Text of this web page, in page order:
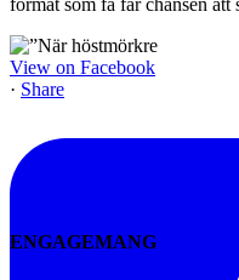
format som få får chansen att
View on Facebook
· Share
ENGAGEMANG